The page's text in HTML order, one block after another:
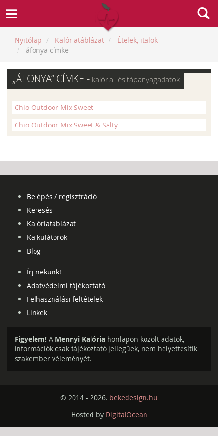
Nyitólap Kalóriatáblázat
Ételek, italok
áfonya címke
„ÁFONYA” CÍMKE - kalória- és tápanyagadatok
Chio Outdoor Mix Sweet
Chio Outdoor Mix Sweet & Salty
Belépés / regisztráció
Keresés
Kalóriatáblázat
Kalkulátorok
Blog
Írj nekünk!
Adatvédelmi tájékoztató
Felhasználási feltételek
Linkek
Figyelem! A Mennyi Kalória honlapon közölt adatok,
információk csak tájékoztató jellegűek, nem helyettesítik
szakember véleményét.
© 2014 - 2026. bekedesign.hu
Hosted by DigitalOcean